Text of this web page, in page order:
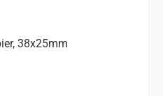
38x25mm